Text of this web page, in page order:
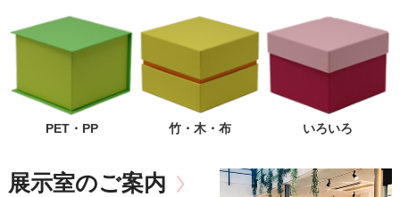
PET・PP 竹・木・布 いろいろ
展示室のご案内